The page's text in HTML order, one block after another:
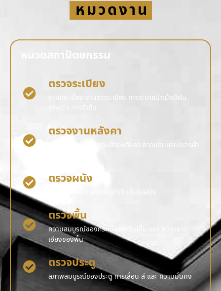
หมวดงาน
หมวดสถาปัตยกรรม
ตรวจระเบียง
งานกระเบื้อง งานราวระเบียง การระบายน้ำเมื่อมีฝน
ตรวจงานหลังคา
ความสมบูรณ์ของกระเบื้องหลังคา ความสมบูรณ์ของผ้า
ตรวจผนัง
ตรวจพื้น
ความสมบูรณ์ของกระเบื้อง ความชื้น และ ความลาด
เอียงของพื้น
ตรวจประตู
สภาพสมบูรณ์ของประตู การเลื่อน สี และ ความมั่นคง